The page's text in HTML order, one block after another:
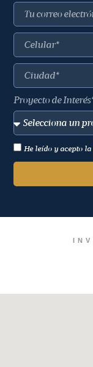
Proyecto de
He leído y acepto la